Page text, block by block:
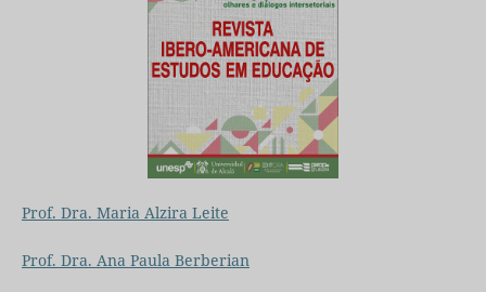
Prof. Dra. Maria Alzira Leite
Prof. Dra. Ana Paula Berberian